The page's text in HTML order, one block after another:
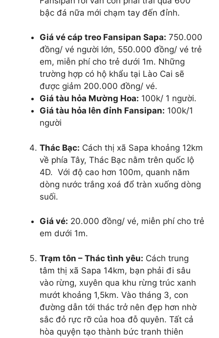
bậc đá nữa mới chạm tay đến đỉnh.
Giá vé cáp treo Fansipan Sapa: 750.000
đồng/ vé người lớn, 550.000 đồng/ vé trẻ
em, miễn phí cho trẻ dưới 1m. Những
trường hợp có hộ khẩu tại Lào Cai sẽ
được giảm 200.000 đồng/ vé.
Giá tàu hỏa Mường Hoa: 100k/ 1 người.
Giá tàu hỏa lên đỉnh Fansipan: 100k/1
người
Thác Bạc: Cách thị xã Sapa khoảng 12km
về phía Tây, Thác Bạc nằm trên quốc lộ
4D. Với độ cao hơn 100m, quanh năm
dòng nước trắng xoá đổ tràn xuống dòng
suối.
Giá vé: 20.000 đồng/ vé, miễn phí cho trẻ
em dưới 1m.
Trạm tôn – Thác tình yêu: Cách trung
tâm thị xã Sapa 14km, bạn phải đi sâu
vào rừng, xuyên qua khu rừng trúc xanh
mướt khoảng 1,5km. Vào tháng 3, con
đường dẫn tới thác trở nên đẹp hơn nhờ
sắc đỏ rực rỡ của hoa đỗ quyên. Tất cả
hòa quyện tạo thành bức tranh thiên